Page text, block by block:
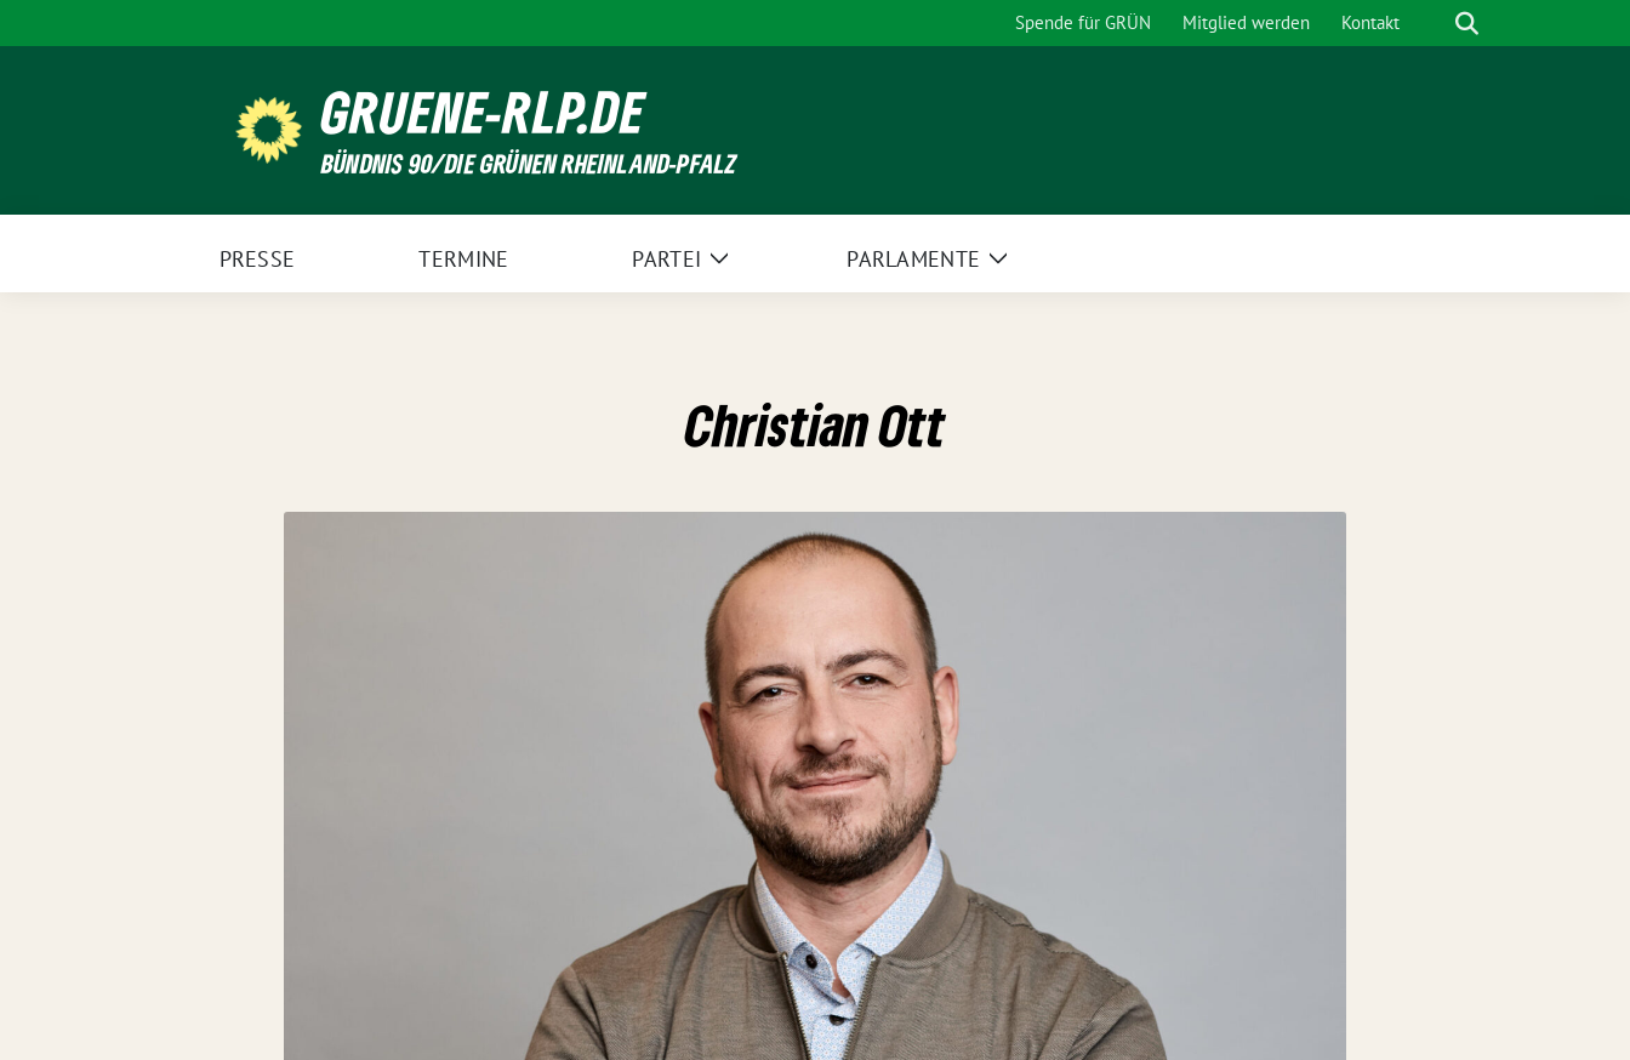
zum
Spende für GRÜN Mitglied werden Kontakt Suche
GRUENE-RLP.DE
BÜNDNIS 90/DIE GRÜNEN RHEINLAND-PFALZ
PRESSE TERMINE PARTEI
Zeige
PARLAMENTE
Zeige
Christian Ott